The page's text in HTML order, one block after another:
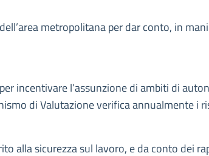
metropolitana per dar conto, in
incentivare l’assunzione di ambiti di
di Valutazione verifica annualmente i
alla sicurezza sul lavoro, e da conto dei